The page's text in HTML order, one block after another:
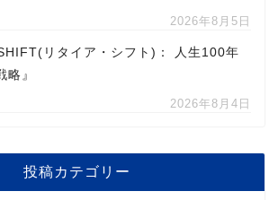
2026年8月5日
リタイア・シフト)： 人生100年
略』
2026年8月4日
投稿カテゴリー